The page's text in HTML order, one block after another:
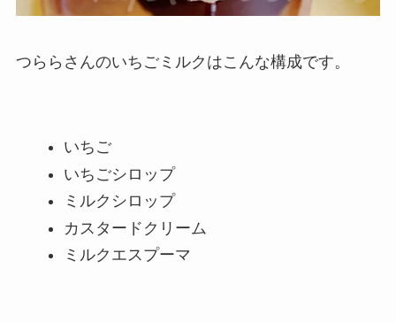
つららさんのいちごミルクはこんな構成です。
いちご
いちごシロップ
ミルクシロップ
カスタードクリーム
ミルクエスプーマ